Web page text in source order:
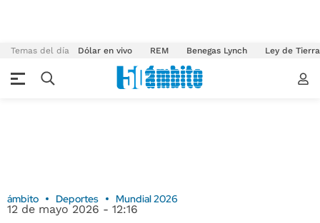
Temas del día Dólar en vivo REM Benegas Lynch Ley de
ámbito Deportes Mundial 2026
12 de mayo 2026 - 12:16